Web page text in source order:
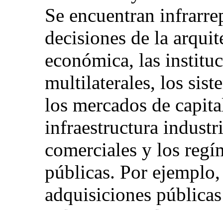
Se encuentran
decisiones de la
económica, las
multilaterales, los
los mercados de
infraestructura
comerciales y los
públicas. Por
adquisiciones